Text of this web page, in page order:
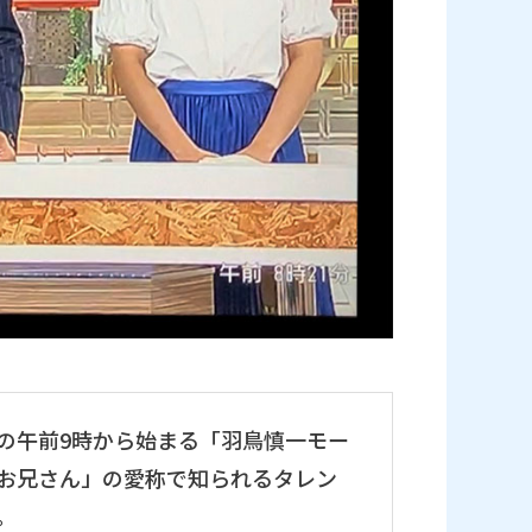
午前9時から始まる「羽鳥慎一モー
兄さん」の愛称で知られるタレン